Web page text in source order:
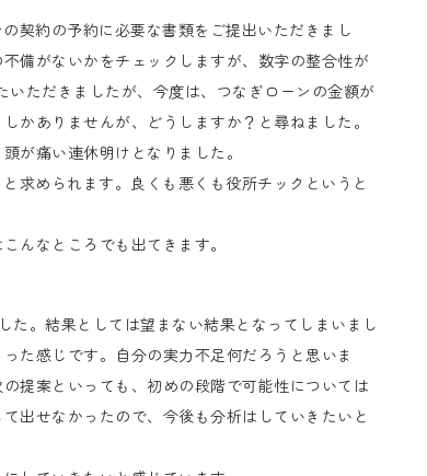
契約の予約に必要な書類をご提出いただきまし
備がないかをチェックしますが、数字の整合性が
ただきましたが、今度は、つなぎローンの金額が
かありませんが、どうしますか？と尋ねました。
が痛い連休明けとなりました。
求められます。良くも悪くも役所チックというと
んなところでも出てきます。
た。結果としては望まない結果となってしまいまし
た感じです。自分の実力不足何だろうと思いま
提案といっても、初めの段階で可能性については
出せなかったので、今後も分析はしていきたいと